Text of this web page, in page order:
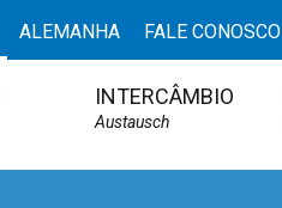
ALEMANHA FALE CONOSCO
INTERCÂMBIO
Austausch